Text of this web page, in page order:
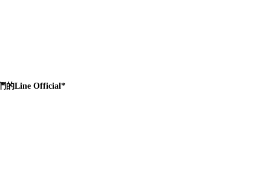
的Line Official*